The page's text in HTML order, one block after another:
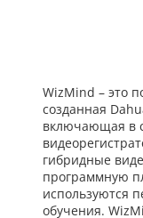
WizMind – это
созданная
включающая в
гибридные
программную
используются
обучения.